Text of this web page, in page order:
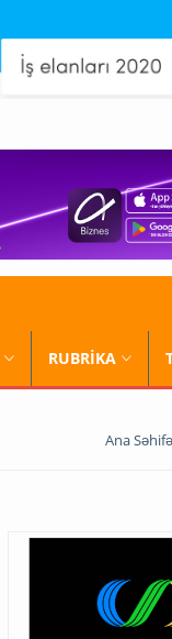
RUBRİKA
Ana Səhifə